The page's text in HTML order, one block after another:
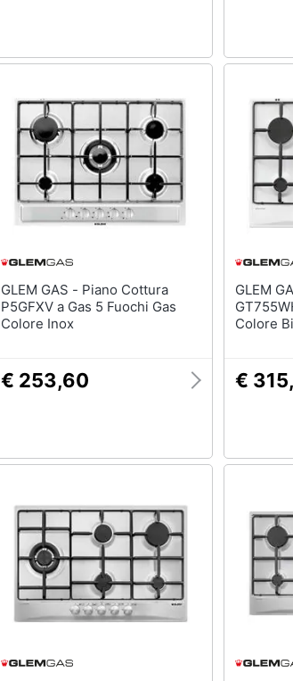
GLEM GAS - Piano Cottura
P5GFXV a Gas 5 Fuochi Gas
Colore Inox
€ 253,60
GLEM GAS - Piano
Colore
€